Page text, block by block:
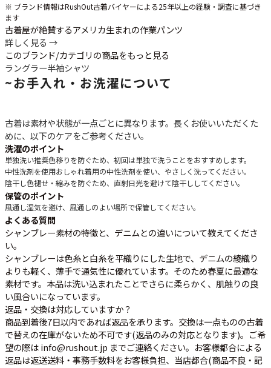
※ ブランド情報はRushOut古着バイヤーによる25年以上の経験・調査に基づき
ます
古着屋が絶賛するアメリカ生まれの作業パンツ
詳しく見る →
このブランド/カテゴリの商品をもっと見る
ラングラー半袖シャツ
~お手入れ・お洗濯について
古着は素材や状態が一点ごとに異なります。長くお使いいただくた
めに、以下のケアをご参考ください。
洗濯のポイント
単独洗い推奨色移りを防ぐため、初回は単独で洗うことをおすすめします。
中性洗剤を使用おしゃれ着用の中性洗剤を使い、やさしく洗ってください。
陰干し色褪せ・縮みを防ぐため、直射日光を避けて陰干ししてください。
保管のポイント
風通し湿気を避け、風通しのよい場所で保管してください。
よくある質問
シャンブレー素材の特徴と、デニムとの違いについて教えてくださ
い。
シャンブレーは色糸と白糸を平織りにした生地で、デニムの綾織り
よりも軽く、薄手で通気性に優れています。そのため春夏に最適な
素材です。本品は洗い込まれたことでさらに柔らかく、肌触りの良
い風合いになっています。
返品・交換は対応していますか？
商品到着後7日以内であれば返品を承ります。交換は一点ものの古着
で替えの在庫がないため不可です(返品のみの対応となります)。ご希
望の際は info@rushout.jp までご連絡ください。お客様都合による
返品は返送送料・事務手数料をお客様負担、当店都合(商品不良・記